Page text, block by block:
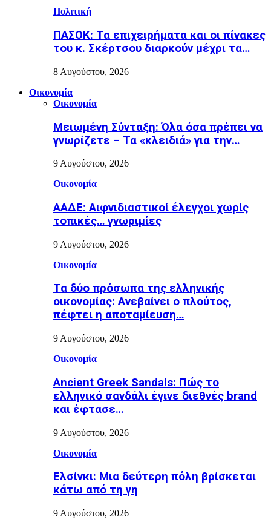
Πολιτική
ΠΑΣΟΚ: Τα επιχειρήματα και οι πίνακες
του κ. Σκέρτσου διαρκούν μέχρι τα…
8 Αυγούστου, 2026
Οικονομία
Οικονομία
Μειωμένη Σύνταξη: Όλα όσα πρέπει να
γνωρίζετε – Τα «κλειδιά» για την…
9 Αυγούστου, 2026
Οικονομία
ΑΑΔΕ: Αιφνιδιαστικοί έλεγχοι χωρίς
τοπικές… γνωριμίες
9 Αυγούστου, 2026
Οικονομία
Τα δύο πρόσωπα της ελληνικής
οικονομίας: Aνεβαίνει ο πλούτος,
πέφτει η αποταμίευση…
9 Αυγούστου, 2026
Οικονομία
Ancient Greek Sandals: Πώς το
ελληνικό σανδάλι έγινε διεθνές brand
και έφτασε…
9 Αυγούστου, 2026
Οικονομία
Ελσίνκι: Mια δεύτερη πόλη βρίσκεται
κάτω από τη γη
9 Αυγούστου, 2026